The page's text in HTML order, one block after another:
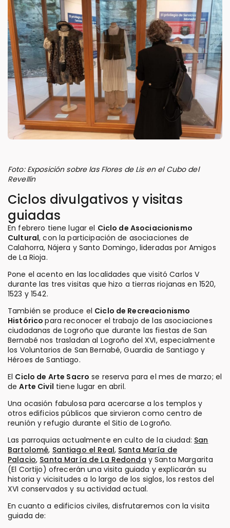
Foto: Exposición sobre las Flores de Lis en el Cubo del
Revellín
Ciclos divulgativos y visitas
guiadas
En febrero tiene lugar el Ciclo de Asociacionismo
Cultural, con la participación de asociaciones de
Calahorra, Nájera y Santo Domingo, lideradas por Amigos
de La Rioja.
Pone el acento en las localidades que visitó Carlos V
durante las tres visitas que hizo a tierras riojanas en 1520,
1523 y 1542.
También se produce el Ciclo de Recreacionismo
Históricopara reconocer el trabajo de las asociaciones
ciudadanas de Logroño que durante las fiestas de San
Bernabé nos trasladan al Logroño del XVI, especialmente
los Voluntarios de San Bernabé, Guardia de Santiago y
Héroes de Santiago.
El Ciclo de Arte Sacro se reserva para el mes de marzo; el
deArte Civil tiene lugar en abril.
Una ocasión fabulosa para acercarse a los templos y
otros edificios públicos que sirvieron como centro de
reunión y refugio durante el Sitio de Logroño.
Las parroquias actualmente en culto de la ciudad: San
Bartolomé, Santiago el Real, Santa María de
Palacio, Santa María de La Redonda y Santa Margarita
(El Cortijo) ofrecerán una visita guiada y explicarán su
historia y vicisitudes a lo largo de los siglos, los restos del
XVI conservados y su actividad actual.
En cuanto a edificios civiles, disfrutaremos con la visita
guiada de: